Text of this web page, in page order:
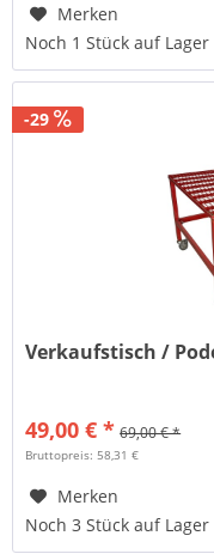
Merken
Noch 1 Stück auf Lager
-29
Verkaufstisch /
49,00 € * 69,00 € *
Bruttopreis: 58,31 €
Merken
Noch 3 Stück auf Lager